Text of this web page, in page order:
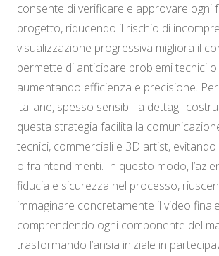
consente di verificare e approvare ogni
progetto, riducendo il rischio di
visualizzazione progressiva migliora il
permette di anticipare problemi tecnici
aumentando efficienza e precisione.
italiane, spesso sensibili a dettagli
questa strategia facilita la
tecnici, commerciali e 3D artist,
o fraintendimenti. In questo modo,
fiducia e sicurezza nel processo,
immaginare concretamente il video
comprendendo ogni componente del
trasformando l’ansia iniziale in